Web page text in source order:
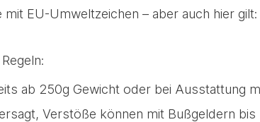
EU-Umweltzeichen – aber auch hier gilt:
ab 250g Gewicht oder bei Ausstattung
Verstöße können mit Bußgeldern